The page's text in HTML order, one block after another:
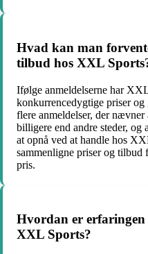
Hvad kan man
tilbud hos XXL
Ifølge anmeldelserne har
konkurrencedygtige priser
flere anmeldelser, der
billigere end andre steder, og
at opnå ved at handle hos
sammenligne priser og tilbud
pris.
Hvordan er erfaringen
XXL Sports?